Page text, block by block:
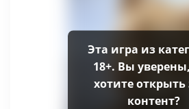
Эта игра из
18+. Вы
хотите открыть
контент?